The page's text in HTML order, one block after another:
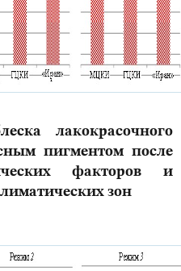
лакокрасочного
пигментом после
факторов и
зон